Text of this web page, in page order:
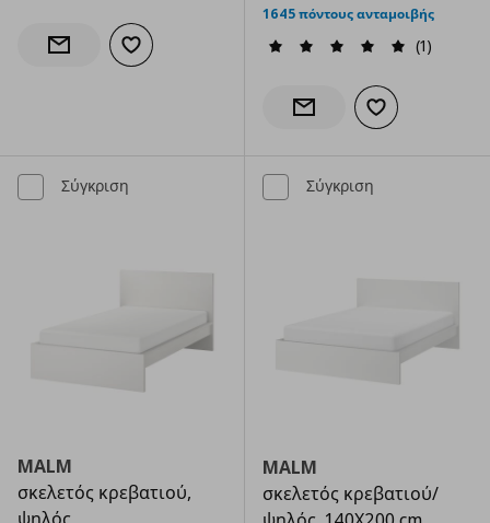
Ενημέρωση διαθεσιμότητας
Προσθήκη στα αγαπημένα
1645 πόντους ανταμοιβής
(1)
Ενημέρωση διαθεσιμότητας
Προσθήκη στα
Σύγκριση
MALM
σκελετός κρεβατιού,
Σύγκριση
MALM
σκελετός κρεβατιού/